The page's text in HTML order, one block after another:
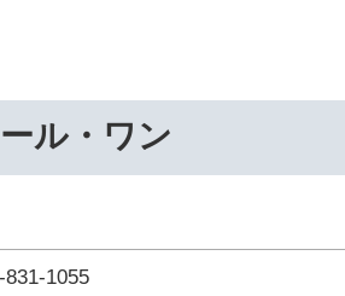
ル・ワン
831-1055